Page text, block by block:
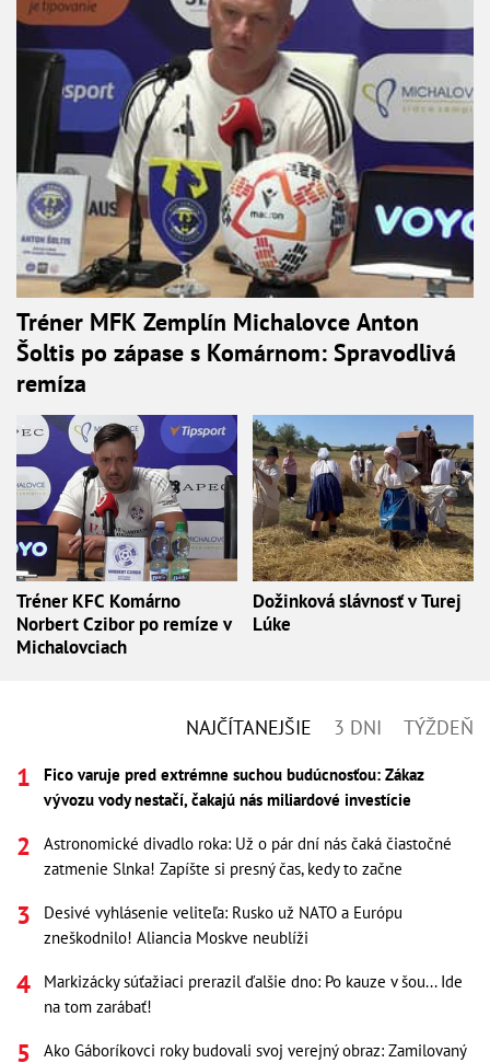
Tréner MFK Zemplín Michalovce Anton
Šoltis po zápase s Komárnom: Spravodlivá
remíza
Tréner KFC Komárno
Norbert Czibor po remíze v
Michalovciach
Dožinková slávnosť v Turej
Lúke
NAJČÍTANEJŠIE 3 DNI TÝŽDEŇ
Fico varuje pred extrémne suchou budúcnosťou: Zákaz
vývozu vody nestačí, čakajú nás miliardové investície
Astronomické divadlo roka: Už o pár dní nás čaká čiastočné
zatmenie Slnka! Zapíšte si presný čas, kedy to začne
Desivé vyhlásenie veliteľa: Rusko už NATO a Európu
zneškodnilo! Aliancia Moskve neublíži
Markizácky súťažiaci prerazil ďalšie dno: Po kauze v šou... Ide
na tom zarábať!
Ako Gáboríkovci roky budovali svoj verejný obraz: Zamilovaný